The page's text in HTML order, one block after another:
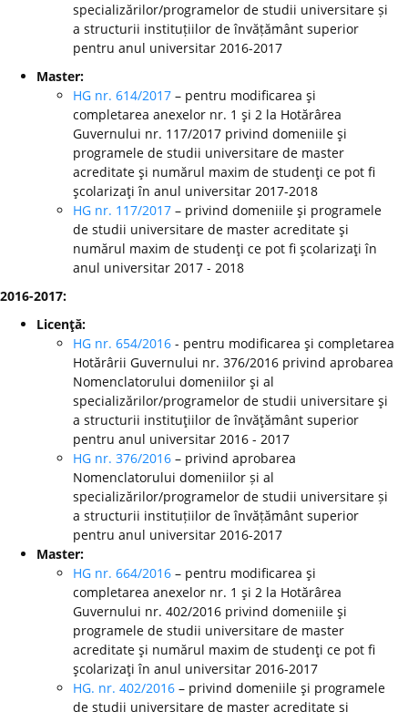
specializărilor/programelor de studii universitare și
a structurii instituțiilor de învățământ superior
pentru anul universitar 2016-2017
Master:
HG nr. 614/2017 – pentru modificarea şi
completarea anexelor nr. 1 şi 2 la Hotărârea
Guvernului nr. 117/2017 privind domeniile şi
programele de studii universitare de master
acreditate şi numărul maxim de studenţi ce pot fi
şcolarizaţi în anul universitar 2017-2018
HG nr. 117/2017 – privind domeniile şi programele
de studii universitare de master acreditate şi
numărul maxim de studenţi ce pot fi şcolarizaţi în
anul universitar 2017 - 2018
2016-2017:
Licenţă:
HG nr. 654/2016 - pentru modificarea şi completarea
Hotărârii Guvernului nr. 376/2016 privind aprobarea
Nomenclatorului domeniilor şi al
specializărilor/programelor de studii universitare şi
a structurii instituţiilor de învăţământ superior
pentru anul universitar 2016 - 2017
HG nr. 376/2016 – privind aprobarea
Nomenclatorului domeniilor și al
specializărilor/programelor de studii universitare și
a structurii instituțiilor de învățământ superior
pentru anul universitar 2016-2017
Master:
HG nr. 664/2016 – pentru modificarea şi
completarea anexelor nr. 1 şi 2 la Hotărârea
Guvernului nr. 402/2016 privind domeniile şi
programele de studii universitare de master
acreditate şi numărul maxim de studenţi ce pot fi
şcolarizaţi în anul universitar 2016-2017
HG. nr. 402/2016 – privind domeniile şi programele
de studii universitare de master acreditate şi